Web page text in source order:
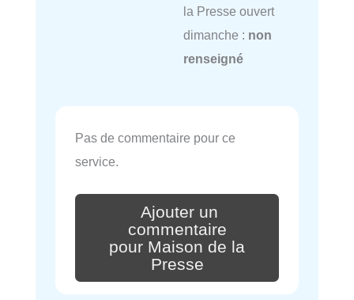
la Presse ouvert
dimanche : non
renseigné
Pas de commentaire pour ce
service.
Ajouter un
commentaire
pour Maison de la
Presse